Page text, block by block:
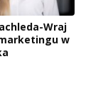
Wraj
w